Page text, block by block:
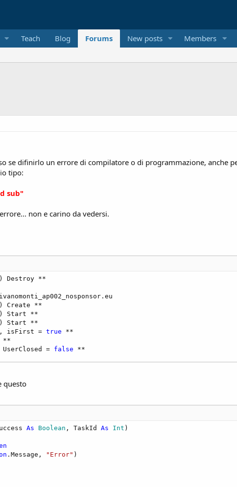
Teach Blog Forums New posts Members
se difinirlo un errore di compilatore o di programmazione, anche
tipo:
sub"
non e carino da vedersi.
Destroy **
Create **
Start **
Start **
isFirst = true **
**
= false **
questo
As Boolean , TaskId As Int )
.Message, "Error" )